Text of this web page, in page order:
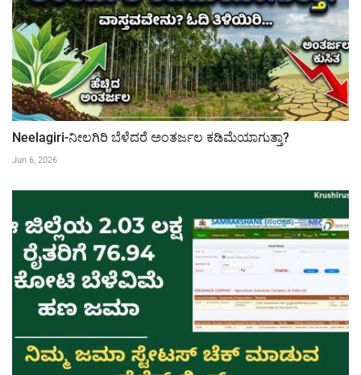
Neelagiri-ನೀಲಗಿರಿ ಬೆಳೆದರೆ ಅಂತರ್ಜಲ ಕಡಿಮೆಯಾಗುತ್ತಾ?
Jun 6, 2026